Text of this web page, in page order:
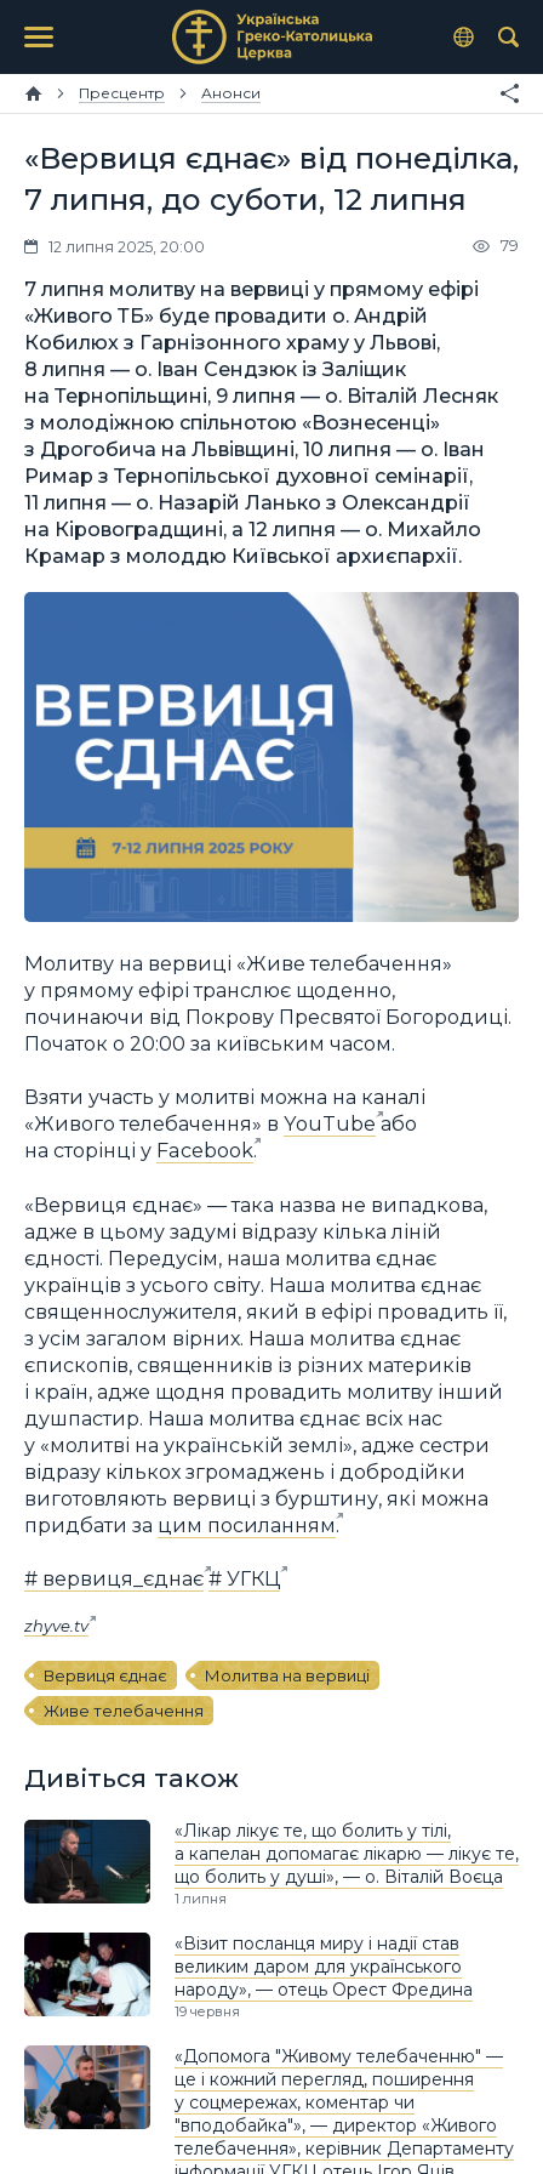
Пресцентр Анонси
«Вервиця єднає» від понеділка,
7 липня, до суботи, 12 липня
12 липня 2025, 20:00 79
7 липня молитву на вервиці у прямому ефірі
«Живого ТБ» буде провадити о. Андрій
Кобилюх з Гарнізонного храму у Львові,
8 липня — о. Іван Сендзюк із Заліщик
на Тернопільщині, 9 липня — о. Віталій Лесняк
з молодіжною спільнотою «Вознесенці»
з Дрогобича на Львівщині, 10 липня — о. Іван
Римар з Тернопільської духовної семінарії,
11 липня — о. Назарій Ланько з Олександрії
на Кіровоградщині, а 12 липня — о. Михайло
Крамар з молоддю Київської архиєпархії.
Молитву на вервиці «Живе телебачення»
у прямому ефірі транслює щоденно,
починаючи від Покрову Пресвятої Богородиці.
Початок о 20:00 за київським часом.
Взяти участь у молитві можна на каналі
«Живого телебачення» в YouTubeабо
на сторінці у Facebook.
«Вервиця єднає» — така назва не випадкова,
адже в цьому задумі відразу кілька ліній
єдності. Передусім, наша молитва єднає
українців з усього світу. Наша молитва єднає
священнослужителя, який в ефірі провадить її,
з усім загалом вірних. Наша молитва єднає
єпископів, священників із різних материків
і країн, адже щодня провадить молитву інший
душпастир. Наша молитва єднає всіх нас
у «молитві на українській землі», адже сестри
відразу кількох згромаджень і добродійки
виготовляють вервиці з бурштину, які можна
придбати за цим посиланням.
# вервиця_єднає # УГКЦ
zhyve.tv
Вервиця єднає
Молитва на вервиці
Живе телебачення
Дивіться також
«Лікар лікує те, що болить у тілі,
а капелан допомагає лікарю — лікує те,
що болить у душі», — о. Віталій Воєца
1 липня
«Візит посланця миру і надії став
великим даром для українського
народу», — отець Орест Фредина
19 червня
«Допомога "Живому телебаченню" —
це і кожний перегляд, поширення
у соцмережах, коментар чи
"вподобайка"», — директор «Живого
телебачення», керівник Департаменту